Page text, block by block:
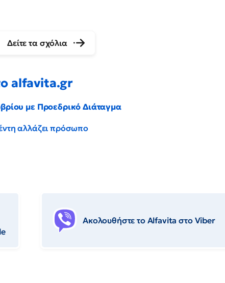
Δείτε τα σχόλια
alfavita.gr
με Προεδρικό Διάταγμα
αλλάζει πρόσωπο
Ακολουθήστε το Αlfavita στο Viber